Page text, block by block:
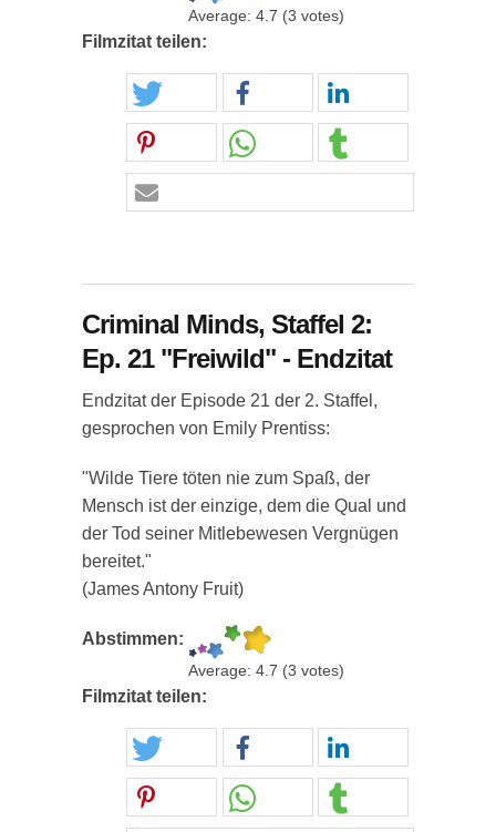
Average: 4.7 (3 votes)
Filmzitat teilen:
Criminal Minds, Staffel 2:
Ep. 21 "Freiwild" - Endzitat
Endzitat der Episode 21 der 2. Staffel,
gesprochen von Emily Prentiss:
"Wilde Tiere töten nie zum Spaß, der
Mensch ist der einzige, dem die Qual und
der Tod seiner Mitlebewesen Vergnügen
bereitet."
(James Antony Fruit)
Abstimmen:
Average: 4.7 (3 votes)
Filmzitat teilen: